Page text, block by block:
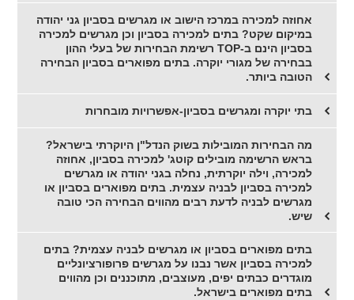
אחוזה למכירה במרכז הישוב או מגרשים בסביון גני יהודה
במיקום שקט? בתים למכירה בסביון וכן מגרשים למכירה
בסביון הינם ב-TOP רשימת הבחירות של בעלי ההון
בבחירה של מגורי יוקרה. בתים מפוארים בסביון הבחירה
הטובה ביותר.
בתי יוקרה ומגרשים בסביון-אפשרויות מובחרות
מה הבחירות המובילות בשוק הנדל"ן היוקרתי בישראל?
בראש הרשימה מובילים קוטג' למכירה בסביון, אחוזה
למכירה, וילה יוקרתית, נחלה בגני יהודה או מגרשים
למכירה בסביון לבניה עצמית. בתים מפוארים בסביון או
מגרשים לבניה לדעת רבים מהווים הבחירה הכי טובה
שיש.
בתים מפוארים בסביון או מגרשים לבניה עצמית? בתים
למכירה בסביון אשר נבנו על מגרשים פרופורציונליים
מוגדרים כבתים יפים, מעוצבים, מתוכננים וכן מהווים
בתים מפוארים בישראל.